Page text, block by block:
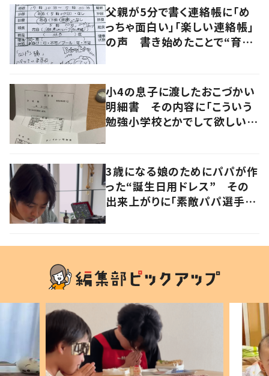
父親が5分で書く連絡帳に「め
っちゃ面白い」「楽しい連絡帳」
の声 書き始めたことで“育児
小4の息子に渡したおこづかい
明細書 その内容に「こういう
勉強小学校とかでして欲しい」
3歳になる娘のためにパパが作
った“誕生日用ドレス” その
出来上がりに「素敵パパ選手権